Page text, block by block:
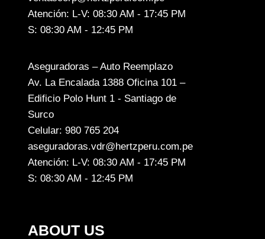
Atención: L-V: 08:30 AM - 17:45 PM
S: 08:30 AM - 12:45 PM
Aseguradoras – Auto Reemplazo
Av. La Encalada 1388 Oficina 101 –
Edificio Polo Hunt 1 - Santiago de
Surco
Celular: 980 765 204
aseguradoras.vdr@hertzperu.com.pe
Atención: L-V: 08:30 AM - 17:45 PM
S: 08:30 AM - 12:45 PM
ABOUT US